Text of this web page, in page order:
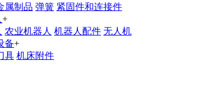
属制品 弹簧 紧固件和连接件
+
农业机器人 机器人配件 无人机
备+
具 机床附件